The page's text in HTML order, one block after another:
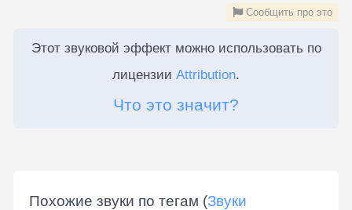
Сообщить про это
Этот звуковой эффект можно использовать по
лицензии Attribution.
Что это значит?
Похожие звуки по тегам (Звуки